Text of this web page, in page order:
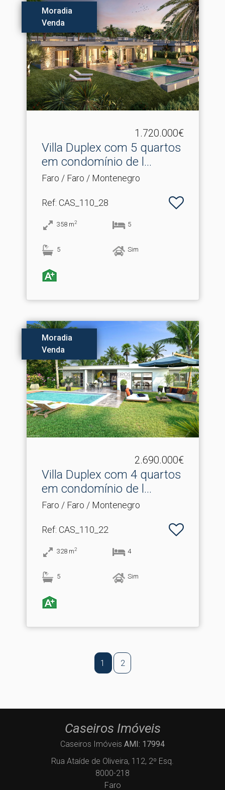
Moradia
Venda
1.720.000€
Villa Duplex com 5 quartos
em condomínio de l.​..
Faro / Faro / Montenegro
Ref: CAS_110_28
358 m2 5
5 Sim
Moradia
Venda
2.690.000€
Villa Duplex com 4 quartos
em condomínio de l.​..
Faro / Faro / Montenegro
Ref: CAS_110_22
328 m2 4
5 Sim
1 2
Caseiros Imóveis
Caseiros Imóveis AMI: 17994
Rua Ataíde de Oliveira, 112, 2º Esq.
8000-218
Faro